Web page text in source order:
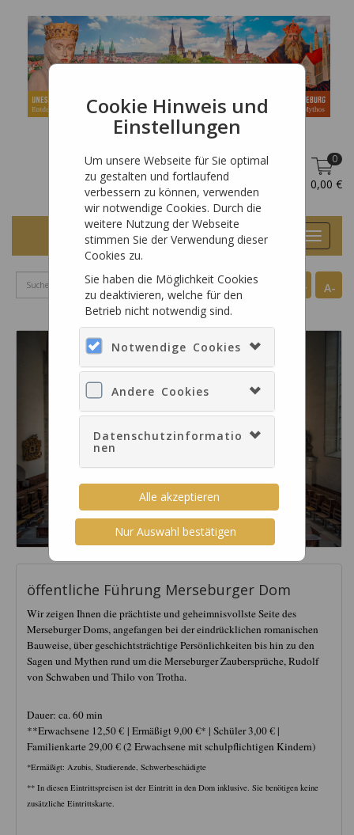
Cookie Hinweis und
Einstellungen
Um unsere Webseite für Sie optimal
zu gestalten und fortlaufend
verbessern zu können, verwenden
wir notwendige Cookies. Durch die
weitere Nutzung der Webseite
stimmen Sie der Verwendung dieser
Cookies zu.
Sie haben die Möglichkeit Cookies
zu deaktivieren, welche für den
Betrieb nicht notwendig sind.
Notwendige Cookies
Andere Cookies
Datenschutzinformatio
nen
Alle akzeptieren
Nur Auswahl bestätigen
DE Anmelden
0
0,00 €
Toggle
A-
A+
öffentliche Führung Merseburger Dom
Wir zeigen Ihnen die prächtiste und geheimnisvollste Seite des
Merseburger Doms, angefangen bei der eindrücklichen romanischen
Bauweise, über geschichtsträchtige Persönlichkeiten bis hin zu den
Sagen und Mythen rund um die Merseburger Zaubersprüche, Rudolf
von Schwaben und Thilo von Trotha.
Dauer: ca. 60 min
**Erwachsene 12,50 € | Ermäßigt 9,00 €* | Schüler 3,00 € |
Familienkarte 29,00 € (2 Erwachsene mit schulpflichtigen Kindern)
*Ermäßigt: Azubis, Studierende, Schwerbeschädigte
** In diesen Eintrittspreisen ist der Eintritt in den Dom inklusive. Sie benötigen keine
zusätzliche Eintrittskarte.